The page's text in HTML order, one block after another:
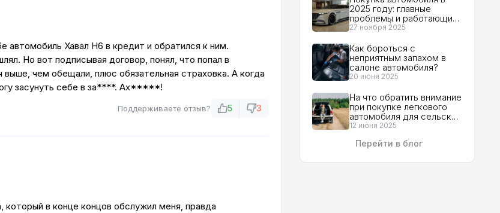
автомобиль Хавал Н6 в кредит и обратился к ним.
Но вот подписывая договор, понял, что попал в
чем обещали, плюс обязательная страховка. А когда
засунуть себе в за****. Ах*****!
Поддерживаете отзыв? 5 3
в конце концов обслужил меня, правда
2025 году: главные
проблемы и работающие
решения | Гид для
27 ноября 2025
Как бороться с
неприятным запахом в
салоне автомобиля?
20 июня 2025
На что обратить внимание
при покупке легкового
автомобиля для сельской
местности?
12 июня 2025
Перейти в блог